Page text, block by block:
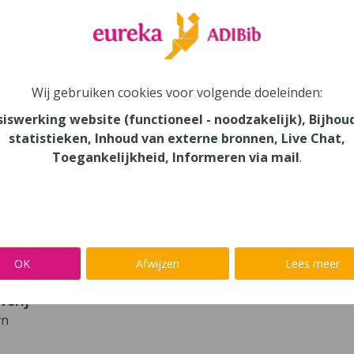
in je talent'
en lees meer over thema's als redelijke
Wiskanjers (IJsbergversie) 1 Werkboek
Wij gebruiken cookies voor volgende doeleinden:
website (functioneel - noodzakelijk),
statistieken, Inhoud van externe bronnen, Live Chat,
Toegankelijkheid, Informeren via mail.
OK Afwijzen Lees meer